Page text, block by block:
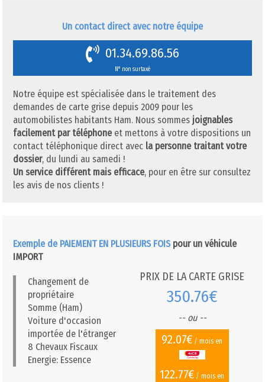
Un contact direct avec notre équipe
01.34.69.86.56
N° non surtaxé
Notre équipe est spécialisée dans le traitement des
demandes de carte grise depuis 2009 pour les
automobilistes habitants Ham. Nous sommes joignables
facilement par téléphone et mettons à votre dispositions un
contact téléphonique direct avec la personne traitant votre
dossier, du lundi au samedi !
Un service différent mais efficace, pour en être sur consultez
les avis de nos clients !
Exemple de PAIEMENT EN PLUSIEURS FOIS pour un véhicule
IMPORT
Changement de
propriétaire
Somme (Ham)
Voiture d'occasion
importée de l'étranger
8 Chevaux Fiscaux
Energie: Essence
PRIX DE LA CARTE GRISE
350.76€
-- ou --
92.07€ / mois en
122.77€ / mois en